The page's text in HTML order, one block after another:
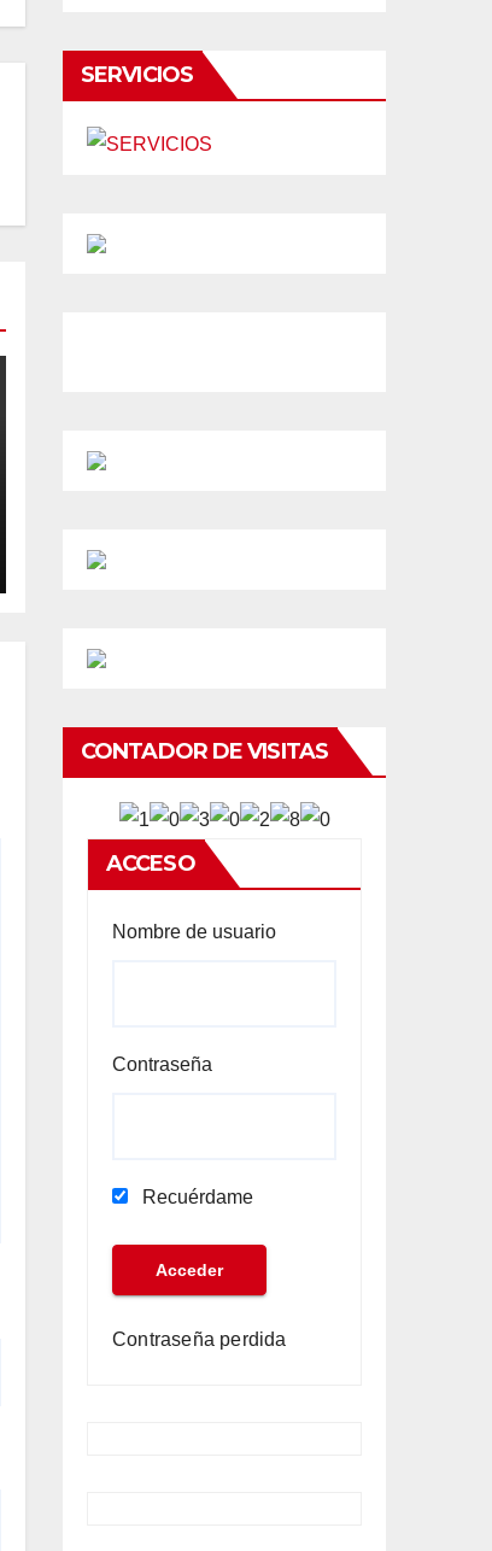
SERVICIOS
CONTADOR DE VISITAS
ACCESO
Nombre de usuario
Contraseña
Recuérdame
Contraseña perdida